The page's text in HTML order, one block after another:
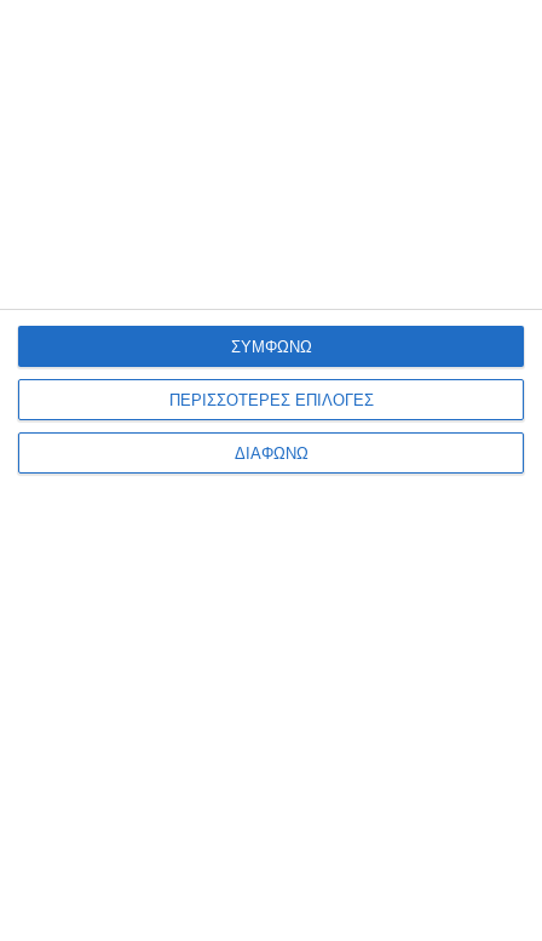
ΠΕΡΙΣΣΟΤΕΡΕΣ ΕΠΙΛΟΓΕΣ
ΔΙΑΦΩΝΩ
ΣΥΜΦΩΝΩ